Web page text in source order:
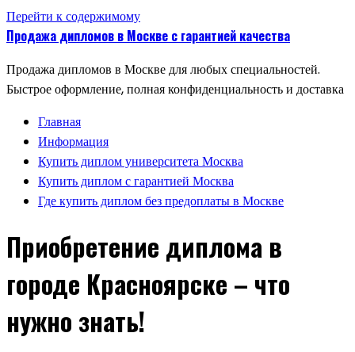
Перейти к содержимому
Продажа дипломов в Москве с гарантией качества
Продажа дипломов в Москве для любых специальностей.
Быстрое оформление, полная конфиденциальность и доставка
Главная
Информация
Купить диплом университета Москва
Купить диплом с гарантией Москва
Где купить диплом без предоплаты в Москве
Приобретение диплома в
городе Красноярске – что
нужно знать!